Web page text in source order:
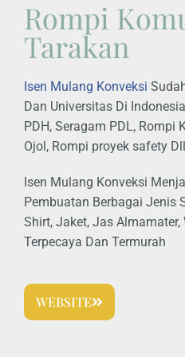
Rompi
Tarakan
Isen Mulang Konveksi
Dan Universitas Di
PDH, Seragam PDL, Rompi
Ojol, Rompi proyek safety
Isen Mulang Konveksi
Pembuatan Berbagai Jenis
Shirt, Jaket, Jas Almamater,
Terpecaya Dan Termurah
WEBSITE